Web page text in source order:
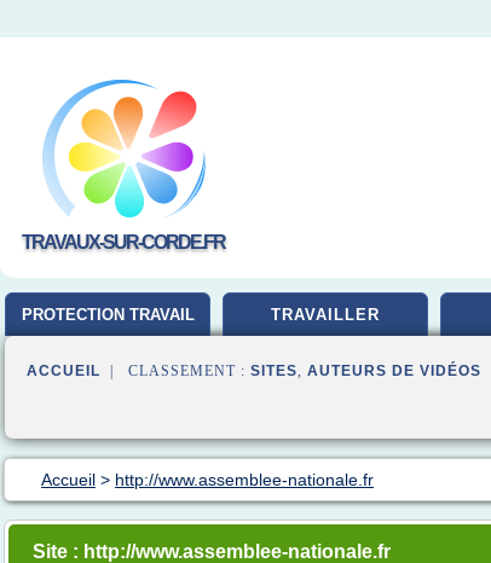
TRAVAUX-SUR-CORDE.FR
PROTECTION TRAVAIL TRAVAILLER
ACCUEIL | CLASSEMENT : SITES, AUTEURS DE VIDÉOS
Accueil > http://www.assemblee-nationale.fr
Site : http://www.assemblee-nationale.fr